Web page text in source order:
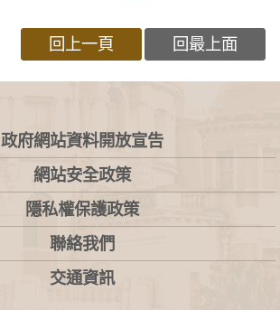
回上一頁 回最上面
政府網站資料開放宣告
網站安全政策
隱私權保護政策
聯絡我們
交通資訊